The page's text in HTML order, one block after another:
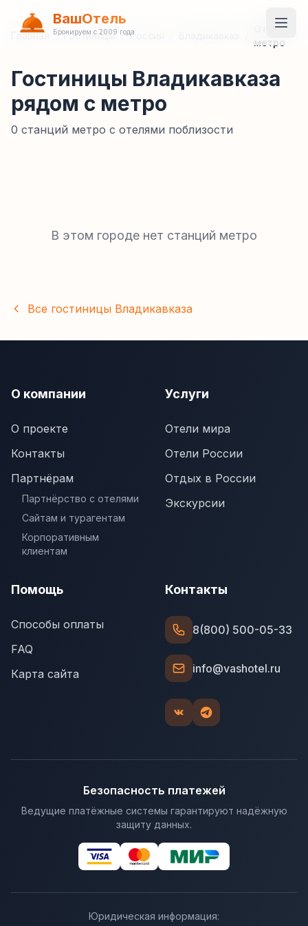
ВашОтель
Бронируем с 2009 года
Главная / Гостиницы / Россия
Отели у
метро
Гостиницы Владикавказа
рядом с метро
0 станций метро с отелями поблизости
В этом городе нет станций метро
Все гостиницы Владикавказа
О компании
О проекте
Контакты
Партнёрам
Партнёрство с отелями
Сайтам и турагентам
Корпоративным
клиентам
Услуги
Отели мира
Отели России
Отдых в России
Экскурсии
Помощь
Способы оплаты
FAQ
Карта сайта
Контакты
8(800) 500-05-33
info@vashotel.ru
Безопасность платежей
Ведущие платёжные системы гарантируют надёжную
защиту данных.
Юридическая информация: